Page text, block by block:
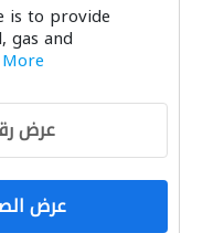
ادارة مشروع
ميكانيكيون
is to provide
gas and
عرض
عرض